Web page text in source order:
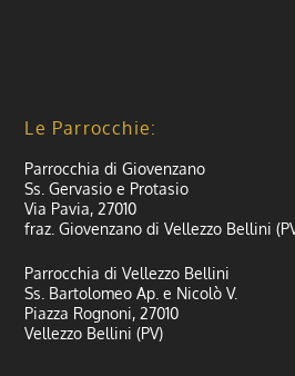
Le Parrocchie:
Parrocchia di Giovenzano
Ss. Gervasio e Protasio
Via Pavia, 27010
fraz. Giovenzano di Vellezzo Bellini
Parrocchia di Vellezzo Bellini
Ss. Bartolomeo Ap. e Nicolò V.
Piazza Rognoni, 27010
Vellezzo Bellini (PV)